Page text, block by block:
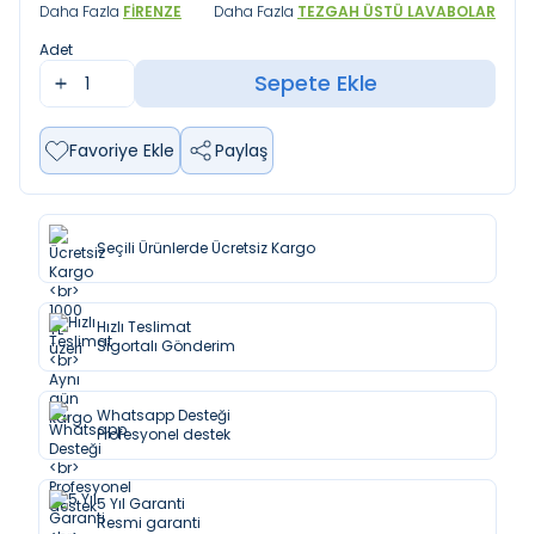
Daha Fazla FIRENZE Daha Fazla TEZGAH ÜSTÜ LAVABOLAR
Adet
Sepete Ekle
Favoriye Ekle Paylaş
Seçili Ürünlerde Ücretsiz Kargo
Hızlı Teslimat
Sigortalı Gönderim
Whatsapp Desteği
Profesyonel destek
5 Yıl Garanti
Resmi garanti